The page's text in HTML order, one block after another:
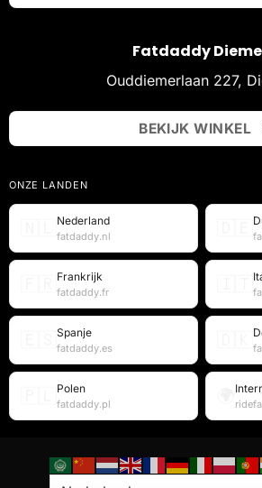
Fatdaddy
Ouddiemerlaan 227,
BEKIJK WINKEL
ONZE LANDEN
Nederland
fatdaddy.nl
Frankrijk
fatdaddy.fr
Spanje
fatdaddy.es
Polen
fatdaddy.pl